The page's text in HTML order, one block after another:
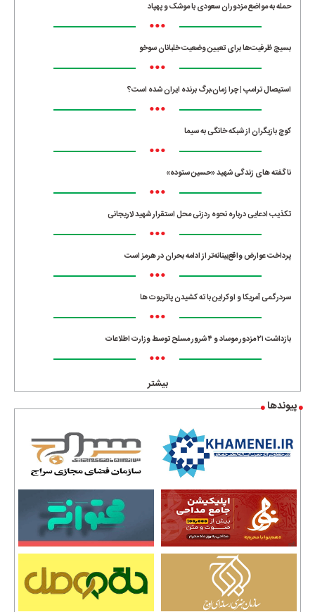
حمله به مواضع مزدوران سعودی با موشک و پهپاد
•••
بسیج ظرفیت‌ها برای تعیین وضعیت خلبانان سوخو
•••
استیصال ترامپ | چرا زمان،برگ برنده ایران شده است؟
•••
کوچ بازیگران از شبکه خانگی به سیما
•••
ناگفته های زندگی شهید «حسین ستوده»
•••
تکذیب ادعایی درباره نحوه ردزنی محل استقرار شهید لاریجانی
•••
پرداخت عوارض واقع‌بینانه‌تر از ادامه بحران در هرمز است
•••
سردرگمی آمریکا و اوکراین با ته کشیدن پاتریوت ها
•••
بازداشت ۲۱ مزدور موساد و ۴ شرور مسلح توسط وزارت اطلاعات
•••
بیشتر
پیوندها